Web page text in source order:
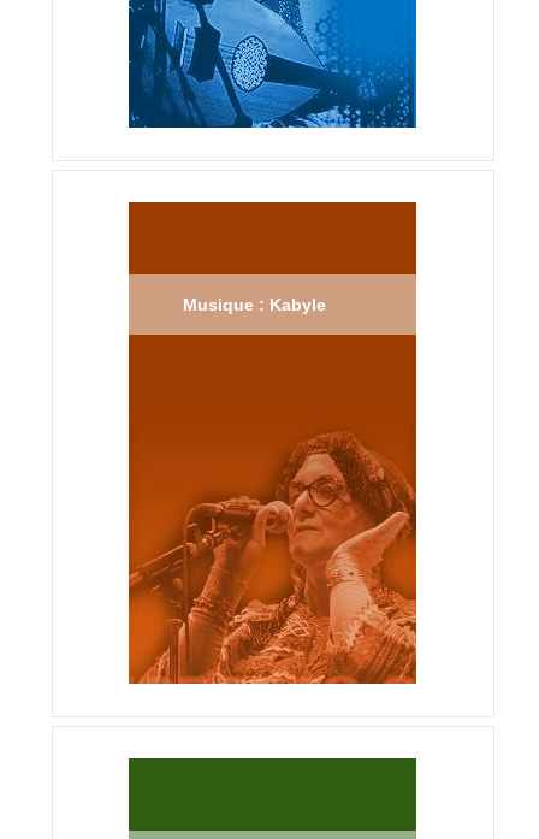
Musique : Kabyle